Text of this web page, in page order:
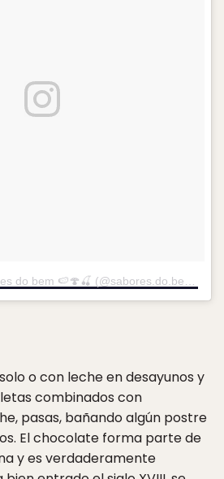
o con leche en desayunos y
combinados con
pasas, bañando algún postre
El chocolate forma parte de
y es verdaderamente